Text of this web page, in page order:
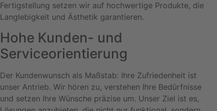
Fertigstellung setzen wir auf hochwertige Produkte, die
Langlebigkeit und Ästhetik garantieren.
Hohe Kunden- und
Serviceorientierung
Der Kundenwunsch als Maßstab: Ihre Zufriedenheit ist
unser Antrieb. Wir hören zu, verstehen Ihre Bedürfnisse
und setzen Ihre Wünsche präzise um. Unser Ziel ist es,